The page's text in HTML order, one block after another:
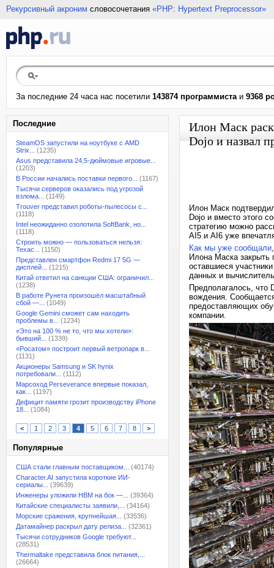
Рекурсивный акроним словосочетания «PHP: Hypertext Preprocessor»
За последние 24 часа нас посетили 143874 программистаи 9368
Последние
SteamOS запустили на ноутбуке с AMD
Strix...
(1235)
Asus представила 24,5-дюймовые игровые...
(1203)
В России начались поставки первого...
(1167)
Тысячи серверов оказались под угрозой
взлома...
(1149)
Trouver представил роботы-пылесосы с...
(1118)
Intel неожиданно озолотила SoftBank, но...
(1118)
Строить можно — пользоваться нельзя:
Техас...
(1150)
Представлен смартфон Redmi 17 5G —
дисплей...
(1215)
Китай ответил на санкции США: ограничил...
(1238)
В работе Рунета произошёл масштабный
сбой —...
(1049)
Google Gemini сможет сам находить
проблемы в...
(1234)
«Это на 100 % не то, что мы хотели»:
бывший...
(1339)
«Росатом» построит первый ветропарк в...
(1131)
Акционеры Samsung и SK hynix
потребовали...
(1112)
Марсоход Perseverance впервые показал,
как...
(1197)
Дефицит памяти грозит производству iPhone
18...
(1084)
< 1 2 3 4 5 6 7 8 >
Популярные
США стали главным поставщиком...
(40174)
Character.AI запустила короткие ИИ-
сериалы...
(39639)
Инженеры уложили HBM на бок —...
(39364)
Китайские специалисты заявили,...
(34164)
Морские сражения, крупнейшая...
(33536)
Датамайнер раскрыл дату релиза...
(32361)
Тысячи сотрудников Google требуют...
(28531)
Thermaltake представила блок питания,...
(26664)
Илон Маск
Dojo и назвал
Илон Маск
Dojo и вместо этого
стратегию можно
AI5 и AI6 уже
Как мы уже сообщали
Илона Маска закрыть
оставшиеся
данных и
Предполагалось, что
вождения.
предоставляющих
компании.